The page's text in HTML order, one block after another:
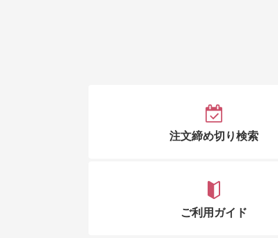
注文締め切り検索
ご利用ガイド